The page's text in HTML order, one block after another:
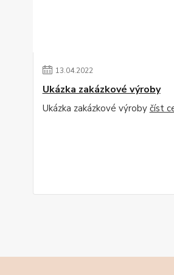
13.04.2022
Ukázka zakázkové výroby
Ukázka zakázkové výroby číst